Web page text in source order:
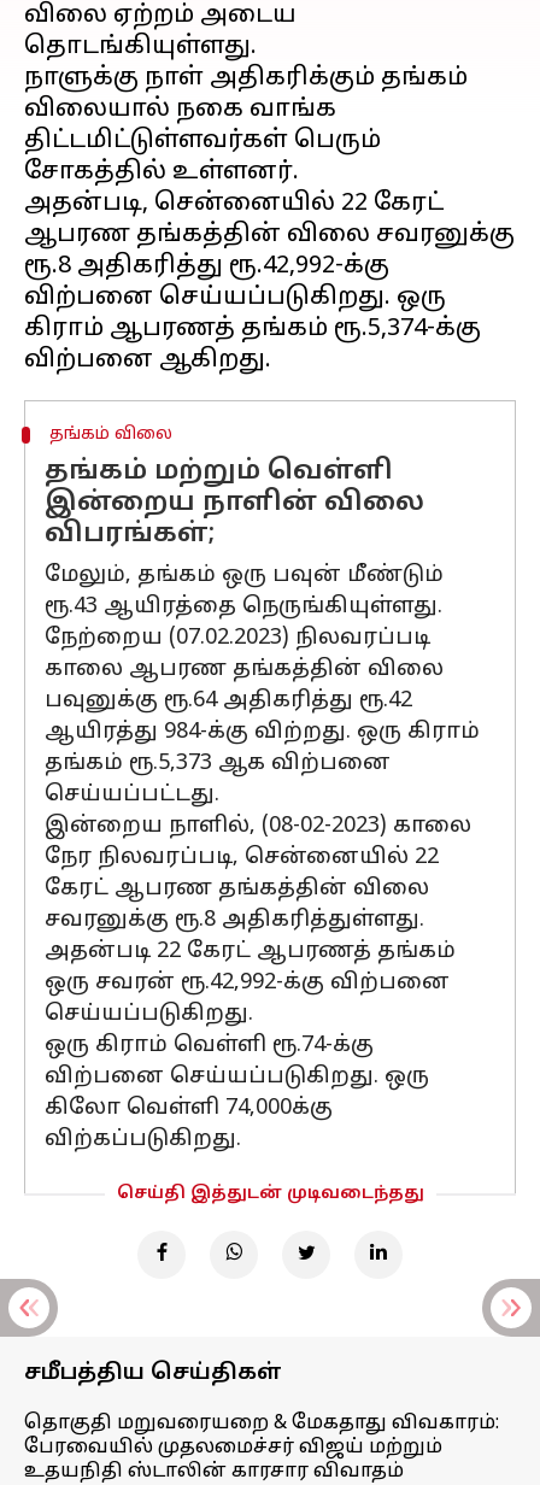
விலை ஏற்றம் அடைய
தொடங்கியுள்ளது.
நாளுக்கு நாள் அதிகரிக்கும் தங்கம்
விலையால் நகை வாங்க
திட்டமிட்டுள்ளவர்கள் பெரும்
சோகத்தில் உள்ளனர்.
அதன்படி, சென்னையில் 22 கேரட்
ஆபரண தங்கத்தின் விலை சவரனுக்கு
ரூ.8 அதிகரித்து ரூ.42,992-க்கு
விற்பனை செய்யப்படுகிறது. ஒரு
கிராம் ஆபரணத் தங்கம் ரூ.5,374-க்கு
தங்கம் விலை
தங்கம் மற்றும் வெள்ளி
இன்றைய நாளின் விலை
விபரங்கள்;
மேலும், தங்கம் ஒரு பவுன் மீண்டும்
ரூ.43 ஆயிரத்தை நெருங்கியுள்ளது.
நேற்றைய (07.02.2023) நிலவரப்படி
காலை ஆபரண தங்கத்தின் விலை
பவுனுக்கு ரூ.64 அதிகரித்து ரூ.42
ஆயிரத்து 984-க்கு விற்றது. ஒரு கிராம்
தங்கம் ரூ.5,373 ஆக விற்பனை
செய்யப்பட்டது.
இன்றைய நாளில், (08-02-2023) காலை
நேர நிலவரப்படி, சென்னையில் 22
கேரட் ஆபரண தங்கத்தின் விலை
சவரனுக்கு ரூ.8 அதிகரித்துள்ளது.
அதன்படி 22 கேரட் ஆபரணத் தங்கம்
ஒரு சவரன் ரூ.42,992-க்கு விற்பனை
செய்யப்படுகிறது.
ஒரு கிராம் வெள்ளி ரூ.74-க்கு
விற்பனை செய்யப்படுகிறது. ஒரு
கிலோ வெள்ளி 74,000க்கு
விற்கப்படுகிறது.
செய்தி இத்துடன் முடிவடைந்தது
சமீபத்திய செய்திகள்
தொகுதி மறுவரையறை & மேகதாது விவகாரம்:
பேரவையில் முதலமைச்சர் விஜய் மற்றும்
உதயநிதி ஸ்டாலின் காரசார விவாதம்